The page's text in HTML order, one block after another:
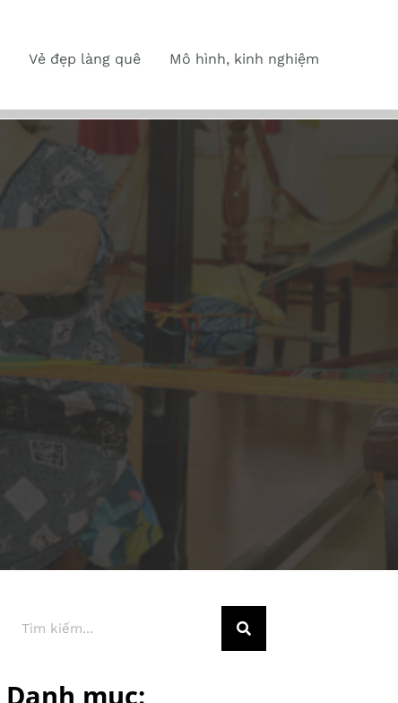
Vẻ đẹp làng quê Mô hình, kinh nghiệm
Danh mục: